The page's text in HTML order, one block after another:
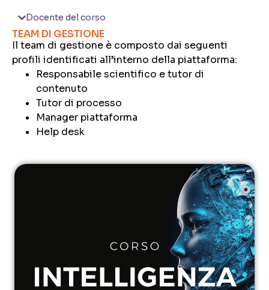
Docente del corso
TEAM DI GESTIONE
Il team di gestione è composto dai seguenti
profili identificati all’interno della piattaforma:
Responsabile scientifico e tutor di
contenuto
Tutor di processo
Manager piattaforma
Help desk